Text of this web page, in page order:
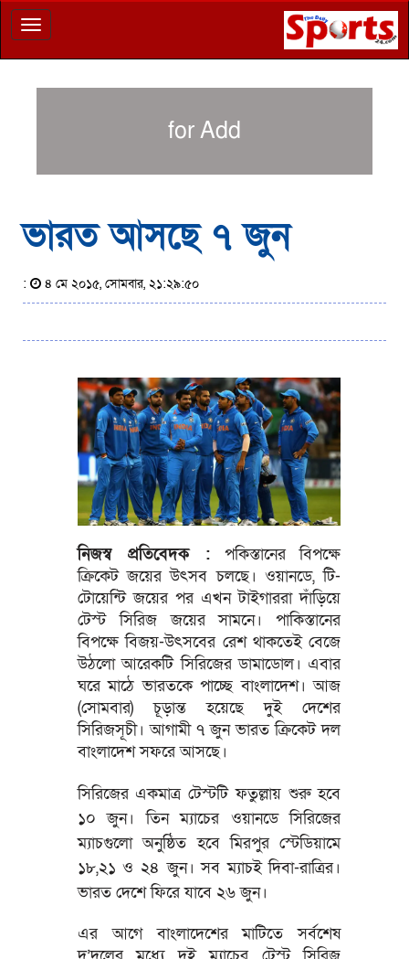
Toggle
navigation
for Add
ভারত আসছে ৭ জুন
: ৪ মে ২০১৫, সোমবার, ২১:২৯:৫০
নিজস্ব প্রতিবেদক : পকিস্তানের বিপক্ষে
ক্রিকেট জয়ের উৎসব চলছে। ওয়ানডে, টি-
টোয়েন্টি জয়ের পর এখন টাইগাররা দাঁড়িয়ে
টেস্ট সিরিজ জয়ের সামনে। পাকিস্তানের
বিপক্ষে বিজয়-উৎসবের রেশ থাকতেই বেজে
উঠলো আরেকটি সিরিজের ডামাডোল। এবার
ঘরে মাঠে ভারতকে পাচ্ছে বাংলাদেশ। আজ
(সোমবার) চূড়ান্ত হয়েছে দুই দেশের
সিরিজসূচী। আগামী ৭ জুন ভারত ক্রিকেট দল
বাংলাদেশ সফরে আসছে।
সিরিজের একমাত্র টেস্টটি ফতুল্লায় শুরু হবে
১০ জুন। তিন ম্যাচের ওয়ানডে সিরিজের
ম্যাচগুলো অনুষ্ঠিত হবে মিরপুর স্টেডিয়ামে
১৮,২১ ও ২৪ জুন। সব ম্যাচই দিবা-রাত্রির।
ভারত দেশে ফিরে যাবে ২৬ জুন।
এর আগে বাংলাদেশের মাটিতে সর্বশেষ